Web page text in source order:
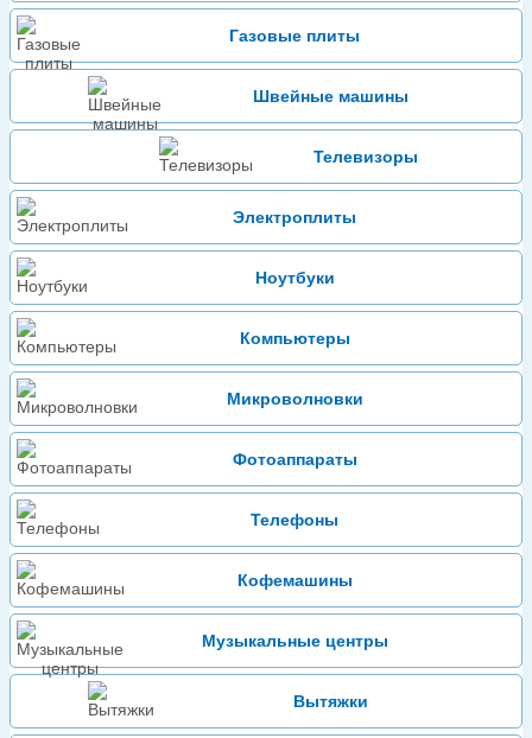
Газовые плиты
Швейные машины
Телевизоры
Электроплиты
Ноутбуки
Компьютеры
Микроволновки
Фотоаппараты
Телефоны
Кофемашины
Музыкальные центры
Вытяжки